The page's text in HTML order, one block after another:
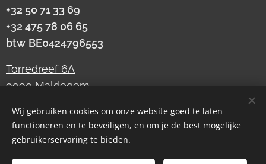
+32 50 71 33 69
+32 475 78 06 65
btw BE0424796553
Torredreef 6A
9990 Maldegem
Cookies
Wij gebruiken cookies om onze website goed te laten
functioneren en te beveiligen, en om je de best mogelijke
gebruikerservaring te bieden.